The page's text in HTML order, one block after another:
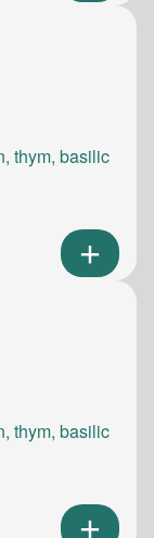
thym, basilic
thym, basilic